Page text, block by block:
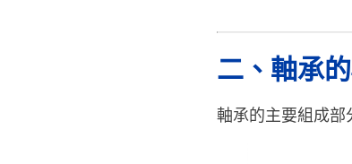
二、軸承
軸承的主要組成部